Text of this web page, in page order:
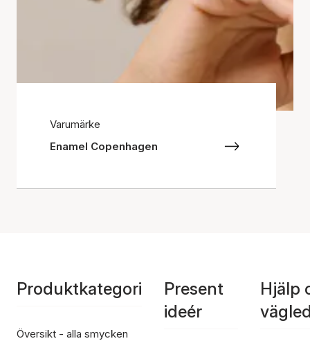
Varumärke
Enamel Copenhagen
Produktkategori
Översikt - alla smycken
Present
ideér
Hjälp